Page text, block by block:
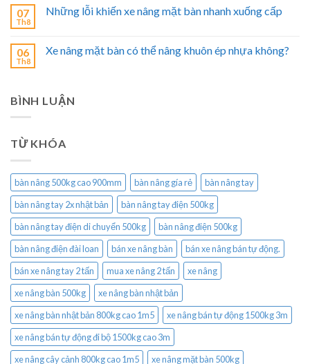
07
Th8
Những lỗi khiến xe nâng mặt bàn nhanh xuống cấp
06
Th8
Xe nâng mặt bàn có thể nâng khuôn ép nhựa không?
BÌNH LUẬN
TỪ KHÓA
bàn nâng 500kg cao 900mm bàn nâng gía rẻ
bàn nâng tay
bàn nâng tay 2x nhật bản
bàn nâng tay điện 500kg
bàn nâng tay điện di chuyển 500kg
bàn nâng điện 500kg
bàn nâng điện đài loan
bán xe nâng bàn
bán xe nâng bán tự động.
bán xe nâng tay 2 tấn
mua xe nâng 2 tấn
xe nâng
xe nâng bàn 500kg
xe nâng bàn nhật bản
xe nâng bàn nhật bản 800kg cao 1m5
xe nâng bán tự động 1500kg 3m
xe nâng bán tự động đi bộ 1500kg cao 3m
xe nâng cây cảnh 800kg cao 1m5
xe nâng mặt bàn 500kg